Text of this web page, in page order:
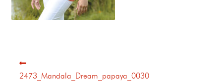
2473_Mandala_Dream_papaya_0030